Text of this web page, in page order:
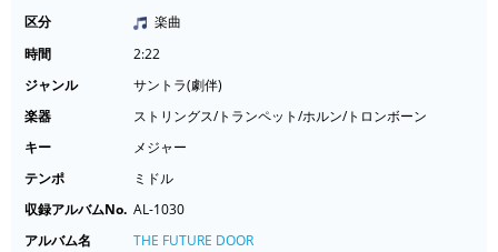
区分
楽曲
時間
2:22
ジャンル
サントラ(劇伴)
楽器
ストリングス/トランペット/ホルン/トロンボーン
キー
メジャー
テンポ
ミドル
収録アルバムNo. AL-1030
アルバム名
THE FUTURE DOOR